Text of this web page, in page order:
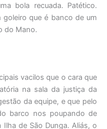
bola recuada. Patético.
que é banco de um
do Mano.
vacilos que o cara que
na sala da justiça da
da equipe, e que pelo
barco nos poupando de
de São Dunga. Aliás, o